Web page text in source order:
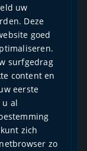
uw
Deze
goed
surfgedrag
content en
eerste
u al
zich
zo